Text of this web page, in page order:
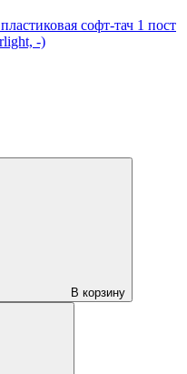
софт-тач 1 пост
-)
В корзину